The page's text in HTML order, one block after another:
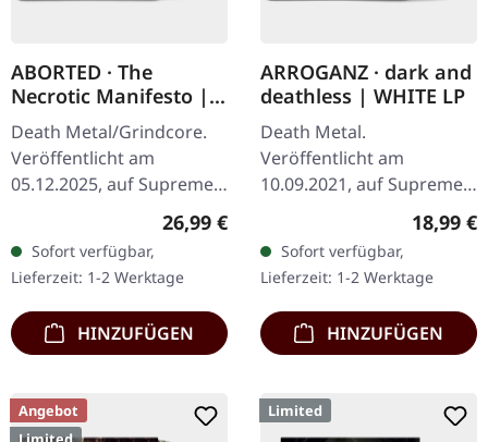
ABORTED · The
Necrotic Manifesto |
TRANSPARENT
LIME/BLACK MARBLED
LP
Death Metal/Grindcore.
Veröffentlicht am
05.12.2025, auf Supreme
Grüngelb/Schwarz "Evil
Slime" marmoriertes
Vinyl.…
Regulärer Preis:
26,99 €
Sofort verfügbar,
Lieferzeit: 1-2 Werktage
HINZUFÜGEN
ARROGANZ · dark and
deathless | WHITE LP
Death Metal.
Veröffentlicht am
10.09.2021, auf Supreme
Chaos Records. Weißes
Vinyl im schweren Cover
mit Insert. Limitiert auf
200 handnummerierte…
18,99 €
Sofort verfügbar,
Lieferzeit: 1-2 Werktage
HINZUFÜGEN
Angebot
Limited